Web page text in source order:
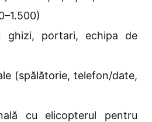
ghizi, portari, echipa de
(spălătorie, telefon/date,
cu elicopterul pentru